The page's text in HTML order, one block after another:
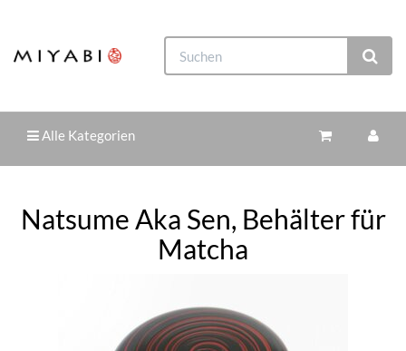
Alle Kategorien
Natsume Aka Sen, Behälter für
Matcha